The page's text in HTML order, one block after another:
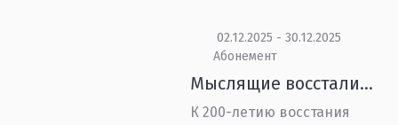
02.12.2025 - 30.12.2025
Абонемент
Мыслящие восстали…
К 200-летию восстания